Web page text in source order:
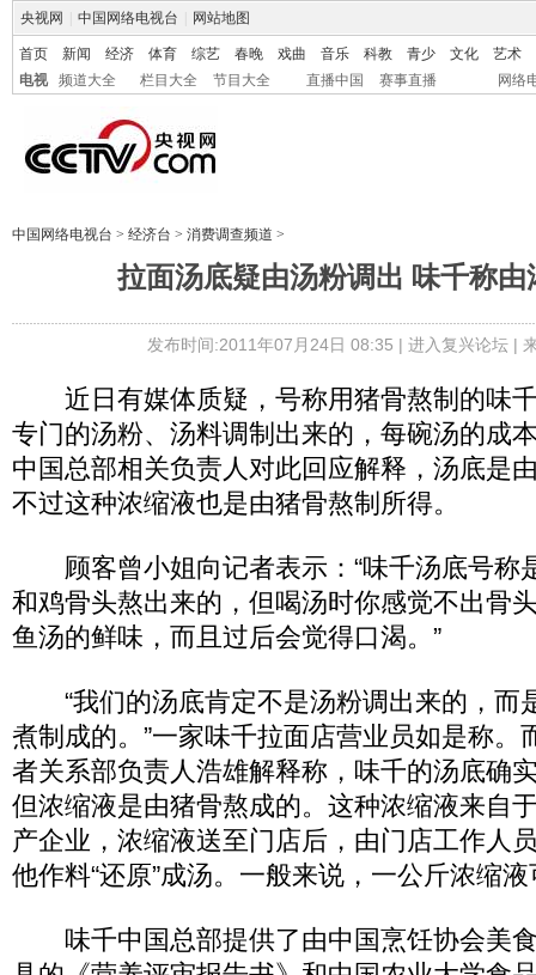
央视网 中国网络电视台 网站地图
首页 新闻 经济 体育 综艺 春晚 戏曲 音乐 科教 青少 文化
艺术
电视
频道大全 栏目大全 节目大全 直播中国 赛事直播 网络
中国网络电视台 > 经济台 > 消费调查频道 >
拉面汤底疑由汤粉调出 味千称由
发布时间:2011年07月24日 08:35 | 进入复兴论坛|
近日有媒体质疑，号称用猪骨熬制的味
专门的汤粉、汤料调制出来的，每碗汤的成
中国总部相关负责人对此回应解释，汤底是
不过这种浓缩液也是由猪骨熬制所得。
顾客曾小姐向记者表示：“味千汤底号称
和鸡骨头熬出来的，但喝汤时你感觉不出骨
鱼汤的鲜味，而且过后会觉得口渴。”
“我们的汤底肯定不是汤粉调出来的，而
煮制成的。”一家味千拉面店营业员如是称。
者关系部负责人浩雄解释称，味千的汤底确
但浓缩液是由猪骨熬成的。这种浓缩液来自
产企业，浓缩液送至门店后，由门店工作人
他作料“还原”成汤。一般来说，一公斤浓缩液
味千中国总部提供了由中国烹饪协会美